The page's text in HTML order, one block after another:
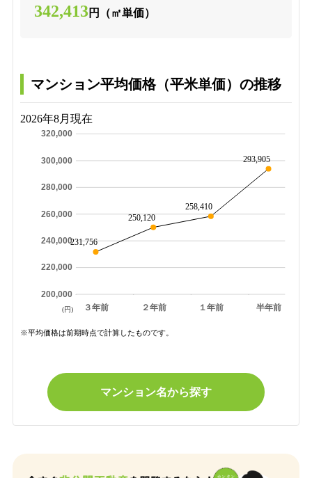
342,413円（㎡単価）
マンション平均価格（平米単価）の推移
2026年8月現在
３年前 ２年前 １年前 半年前
200,000
220,000
240,000
260,000
280,000
300,000
320,000
231,756
250,120
258,410
293,905
(円)
※平均価格は前期時点で計算したものです。
マンション名から探す